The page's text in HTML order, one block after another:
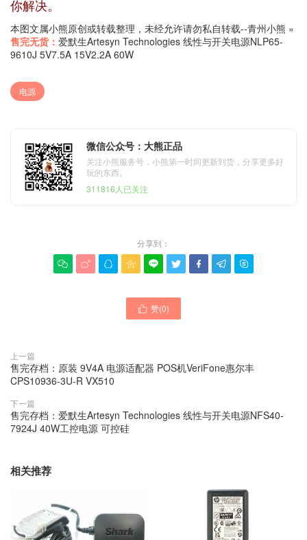
你解决。
本图文属小熊原创或转载整理，未经允许请勿私自转载--青州小熊 »
售完无货： 爱默生Artesyn Technologies 线性与开关电源NLP65-
9610J 5V7.5A 15V2.2A 60W
电源
微信公众号：大熊正品
关注小熊服务号，小熊第一时间更新到货，分享更多好
玩的东西。
311816人已关注
分享到：
        
 赞(0)
上一篇
售完存档：原装 9V4A 电源适配器 POS机VeriFone惠尔丰
CPS10936-3U-R VX510
下一篇
售完存档：爱默生Artesyn Technologies 线性与开关电源NFS40-
7924J 40W工控电源 可控硅
相关推荐